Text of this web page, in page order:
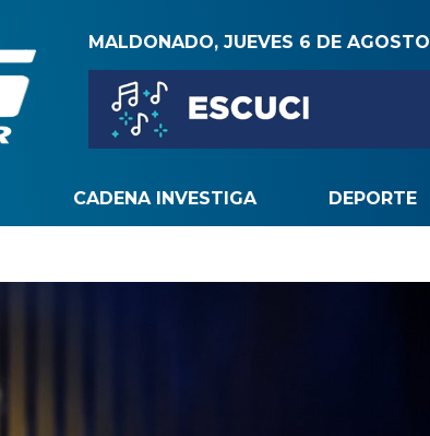
MALDONADO, JUEVES 6 DE AGOSTO
CADENA INVESTIGA DEPORTE